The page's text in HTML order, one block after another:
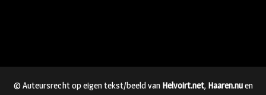
© Auteursrecht op eigen tekst/beeld van Helvoirt.net, Haaren.nuen